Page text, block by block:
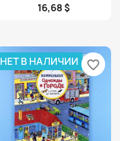
16,68 $
НЕТ В НАЛИЧИИ favorite_border